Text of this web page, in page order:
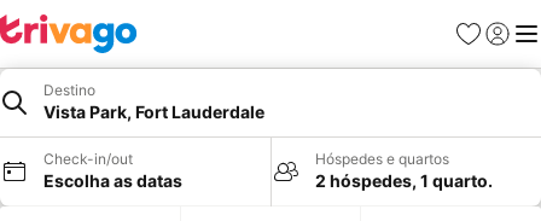
Favoritos
Iniciar
Destino
Vista Park, Fort Lauderdale
Check-in/out
Escolha as datas
Hóspedes e quartos
2 hóspedes, 1 quarto.